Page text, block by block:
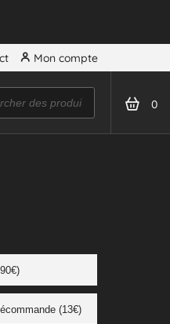
Mon compte
0